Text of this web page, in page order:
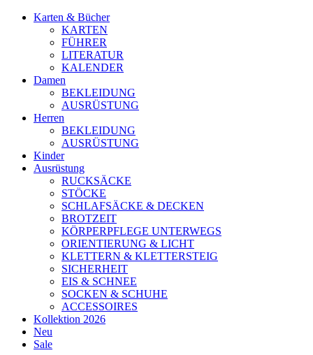
Karten & Bücher
KARTEN
FÜHRER
LITERATUR
KALENDER
Damen
BEKLEIDUNG
AUSRÜSTUNG
Herren
BEKLEIDUNG
AUSRÜSTUNG
Kinder
Ausrüstung
RUCKSÄCKE
STÖCKE
SCHLAFSÄCKE & DECKEN
BROTZEIT
KÖRPERPFLEGE UNTERWEGS
ORIENTIERUNG & LICHT
KLETTERN & KLETTERSTEIG
SICHERHEIT
EIS & SCHNEE
SOCKEN & SCHUHE
ACCESSOIRES
Kollektion 2026
Neu
Sale